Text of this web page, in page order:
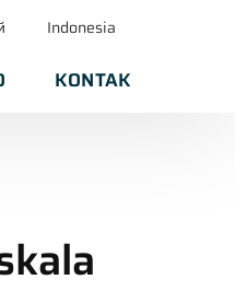
Indonesia
KONTAK